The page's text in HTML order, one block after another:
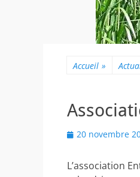
Accueil »
Posted
20 novembre
L’association